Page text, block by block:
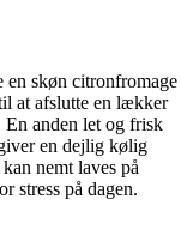
en skøn citronfromage
at afslutte en lækker
En anden let og frisk
en dejlig kølig
nemt laves på
stress på dagen.